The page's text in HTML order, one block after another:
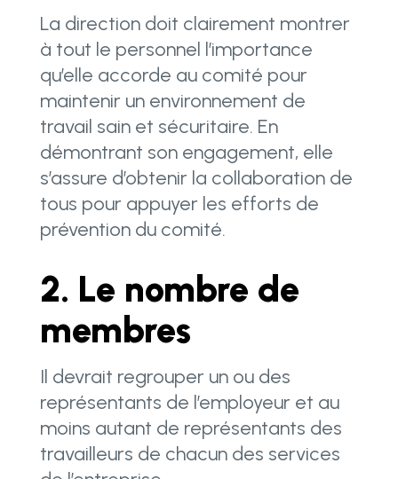
La direction doit clairement montrer
à tout le personnel l’importance
qu’elle accorde au comité pour
maintenir un environnement de
travail sain et sécuritaire. En
démontrant son engagement, elle
s’assure d’obtenir la collaboration de
tous pour appuyer les efforts de
prévention du comité.
2. Le nombre de
membres
Il devrait regrouper un ou des
représentants de l’employeur et au
moins autant de représentants des
travailleurs de chacun des services